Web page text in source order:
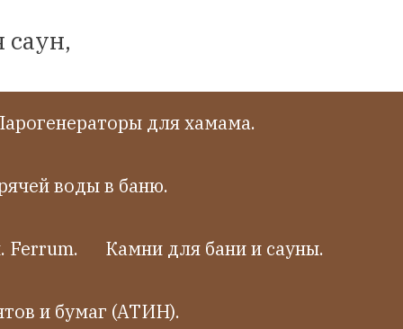
саун,
для хамама.
воды в баню.
Ferrum. Камни для бани и сауны.
и бумаг (АТИН).